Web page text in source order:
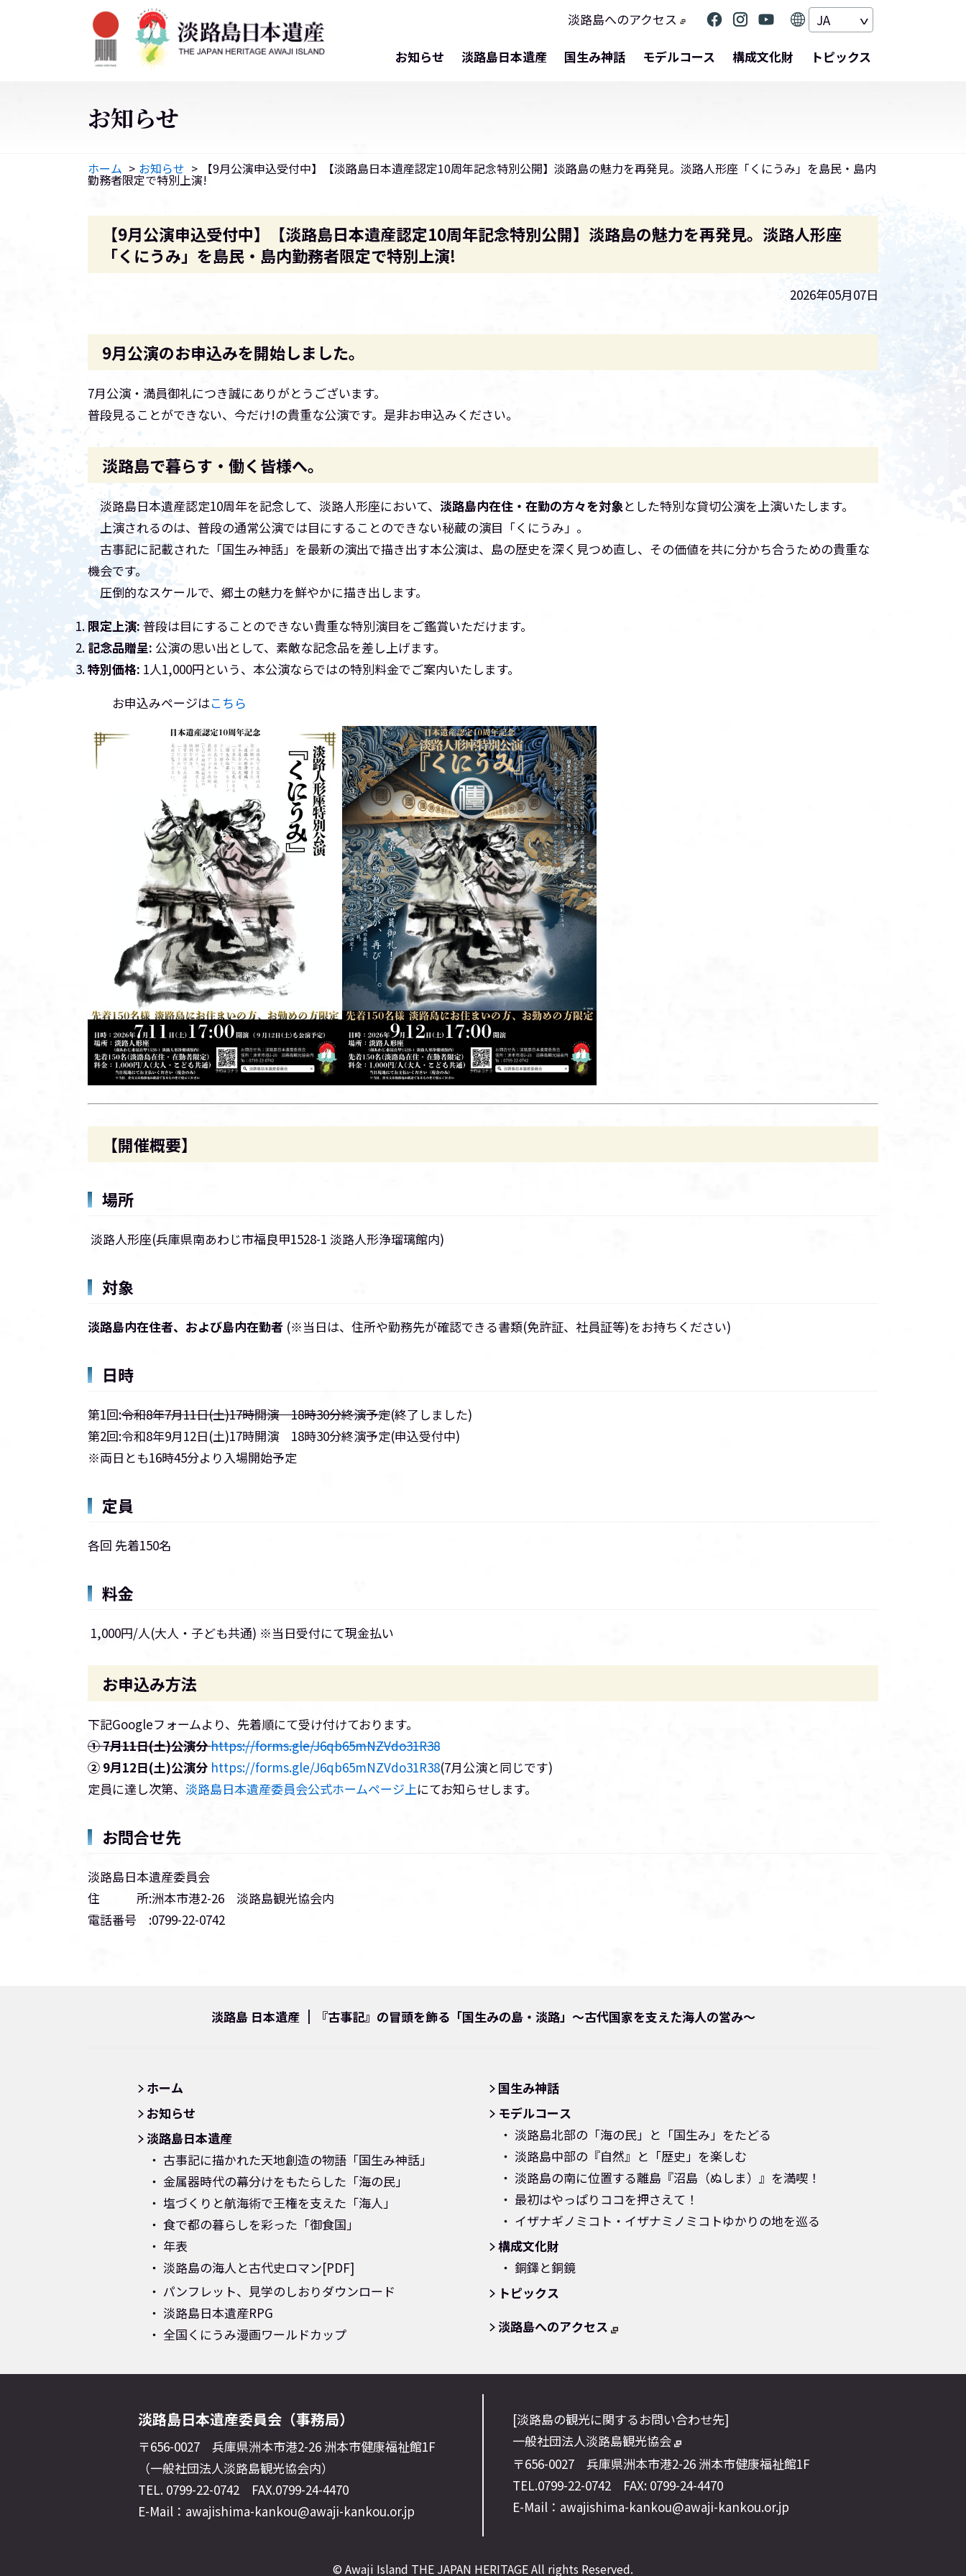
淡路島へのアクセス JA
お知らせ 淡路島日本遺産 国生み神話 モデルコース 構成文化財 トピックス
お知らせ
ホーム お知らせ 【9月公演申込受付中】【淡路島日本遺産認定10周年記念特別公開】淡路島の魅力を再発見。淡路人形座「くにうみ」を島民・島内
勤務者限定で特別上演!
【9月公演申込受付中】【淡路島日本遺産認定10周年記念特別公開】淡路島の魅力を再発見。淡路人形座
「くにうみ」を島民・島内勤務者限定で特別上演!
2026年05月07日
9月公演のお申込みを開始しました。
7月公演・満員御礼につき誠にありがとうございます。
普段見ることができない、今だけ!の貴重な公演です。是非お申込みください。
淡路島で暮らす・働く皆様へ。
淡路島日本遺産認定10周年を記念して、淡路人形座において、 淡路島内在住・在勤の方々を対象とした特別な貸切公演を上演いたします。
上演されるのは、普段の通常公演では目にすることのできない秘蔵の演目「くにうみ」。
古事記に記載された「国生み神話」を最新の演出で描き出す本公演は、島の歴史を深く見つめ直し、その価値を共に分かち合うための貴重な
機会です。
圧倒的なスケールで、郷土の魅力を鮮やかに描き出します。
限定上演: 普段は目にすることのできない貴重な特別演目をご鑑賞いただけます。
記念品贈呈: 公演の思い出として、素敵な記念品を差し上げます。
特別価格: 1人1,000円という、本公演ならではの特別料金でご案内いたします。
お申込みページはこちら
【開催概要】
場所
淡路人形座(兵庫県南あわじ市福良甲1528-1 淡路人形浄瑠璃館内)
対象
淡路島内在住者、および島内在勤者 (※当日は、住所や勤務先が確認できる書類(免許証、社員証等)をお持ちください)
日時
第1回:令和8年7月11日(土)17時開演 18時30分終演予定(終了しました)
第2回:令和8年9月12日(土)17時開演 18時30分終演予定(申込受付中)
※両日とも16時45分より入場開始予定
定員
各回 先着150名
料金
1,000円/人(大人・子ども共通) ※当日受付にて現金払い
お申込み方法
下記Googleフォームより、先着順にて受け付けております。
① 7月11日(土)公演分https://forms.gle/J6qb65mNZVdo31R38
② 9月12日(土)公演分 https://forms.gle/J6qb65mNZVdo31R38(7月公演と同じです)
定員に達し次第、 淡路島日本遺産委員会公式ホームページ上にてお知らせします。
お問合せ先
淡路島日本遺産委員会
住 所:洲本市港2-26 淡路島観光協会内
電話番号 :0799-22-0742
淡路島 日本遺産 『古事記』の冒頭を飾る「国生みの島・淡路」～古代国家を支えた海人の営み～
ホーム
お知らせ
淡路島日本遺産
古事記に描かれた天地創造の物語「国生み神話」
金属器時代の幕分けをもたらした「海の民」
塩づくりと航海術で王権を支えた「海人」
食で都の暮らしを彩った「御食国」
年表
淡路島の海人と古代史ロマン[PDF]
パンフレット、見学のしおりダウンロード
淡路島日本遺産RPG
全国くにうみ漫画ワールドカップ
国生み神話
モデルコース
淡路島北部の「海の民」と「国生み」をたどる
淡路島中部の『自然』と「歴史」を楽しむ
淡路島の南に位置する離島『沼島（ぬしま）』を満喫！
最初はやっぱりココを押さえて！
イザナギノミコト・イザナミノミコトゆかりの地を巡る
構成文化財
銅鐸と銅鏡
トピックス
淡路島へのアクセス
淡路島日本遺産委員会（事務局）
〒656-0027 兵庫県洲本市港2-26 洲本市健康福祉館1F
（一般社団法人淡路島観光協会内）
TEL. 0799-22-0742 FAX.0799-24-4470
E-Mail：awajishima-kankou@awaji-kankou.or.jp
[淡路島の観光に関するお問い合わせ先]
一般社団法人淡路島観光協会
〒656-0027 兵庫県洲本市港2-26 洲本市健康福祉館1F
TEL.0799-22-0742 FAX: 0799-24-4470
E-Mail：awajishima-kankou@awaji-kankou.or.jp
© Awaji Island THE JAPAN HERITAGE All rights Reserved.